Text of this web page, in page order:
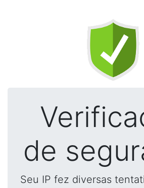
de
Seu IP fez diversas